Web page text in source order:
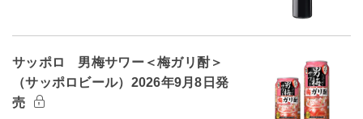
サッポロ 男梅サワー＜梅ガリ酎＞
（サッポロビール）2026年9月8日発
売